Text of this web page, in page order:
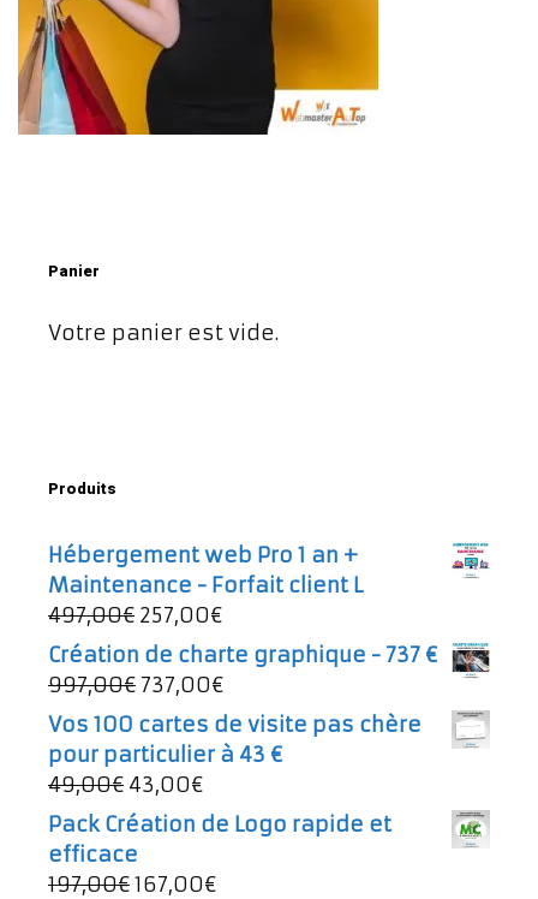
Panier
Votre panier est vide.
Produits
Hébergement web Pro 1 an +
Maintenance - Forfait client L
497,00€ Le
prix
initial
était :
497,00€.
257,00€Le
prix
actuel
257,00€.
Création de charte graphique - 737 €
997,00€ Le
prix
initial
était :
997,00€.
737,00€Le
prix
actuel
Vos 100 cartes de visite pas chère
pour particulier à 43 €
49,00€ Le
prix
initial
était :
43,00€Le
prix
actuel
est :
Pack Création de Logo rapide et
efficace
197,00€Le
167,00€Le